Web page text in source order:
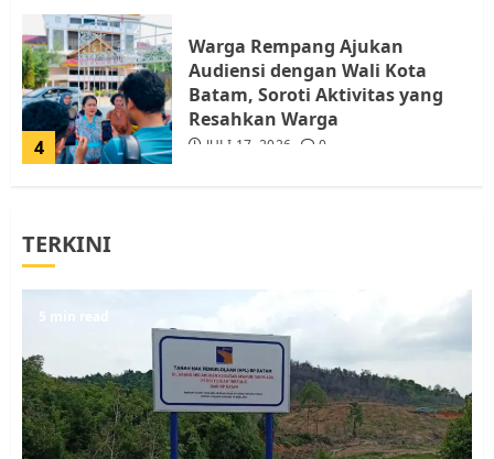
4
Warga Rempang Ajukan
Audiensi dengan Wali Kota
Batam, Soroti Aktivitas yang
Resahkan Warga
JULI 17, 2026 0
5
Pemko Batam Tegaskan RT dan
RW bukan Petugas Pendataan
dan Pemungutan Pajak
TERKINI
5 min read